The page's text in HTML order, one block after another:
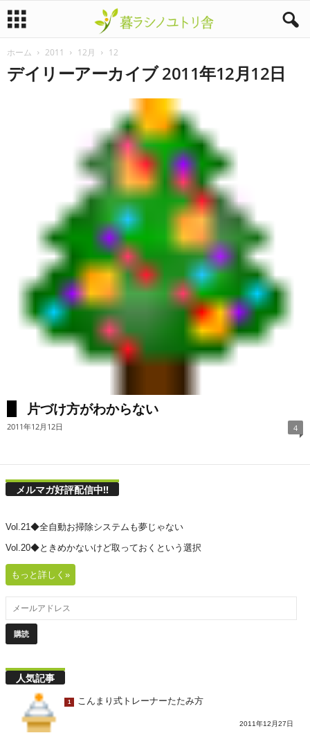
暮ホーム 2011 12月 12
デイリーアーカイブ 2011年12月12日
片づけ方がわからない
2011年12月12日 4
メルマガ好評配信中!!
Vol.21◆全自動お掃除システムも夢じゃない
Vol.20◆ときめかないけど取っておくという選択
もっと詳しく»
人気記事
1 こんまり式トレーナーたたみ方
2011年12月27日